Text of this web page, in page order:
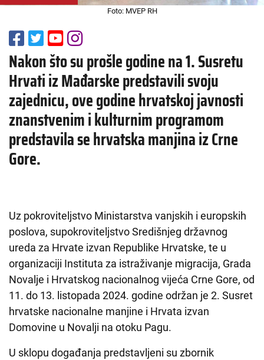
Foto: MVEP RH
Nakon što su prošle godine na 1. Susretu
Hrvati iz Mađarske predstavili svoju
zajednicu, ove godine hrvatskoj javnosti
znanstvenim i kulturnim programom
predstavila se hrvatska manjina iz Crne
Gore.
Uz pokroviteljstvo Ministarstva vanjskih i europskih
poslova, supokroviteljstvo Središnjeg državnog
ureda za Hrvate izvan Republike Hrvatske, te u
organizaciji Instituta za istraživanje migracija, Grada
Novalje i Hrvatskog nacionalnog vijeća Crne Gore, od
11. do 13. listopada 2024. godine održan je 2. Susret
hrvatske nacionalne manjine i Hrvata izvan
Domovine u Novalji na otoku Pagu.
U sklopu događanja predstavljeni su zbornik